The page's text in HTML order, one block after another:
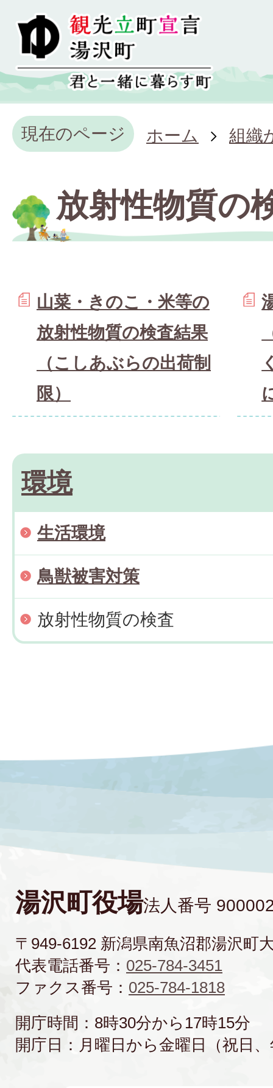
現在のページ ホーム 組織
放射性物質の
山菜・きのこ・米等の
放射性物質の検査結果
（こしあぶらの出荷制
限）
環境
生活環境
鳥獣被害対策
放射性物質の検査
湯沢町役場法人番号
〒949-6192 新潟県南魚沼郡湯沢町
代表電話番号： 025-784-3451
ファクス番号： 025-784-1818
開庁時間：8時30分から17時15分
開庁日：月曜日から金曜日（祝日